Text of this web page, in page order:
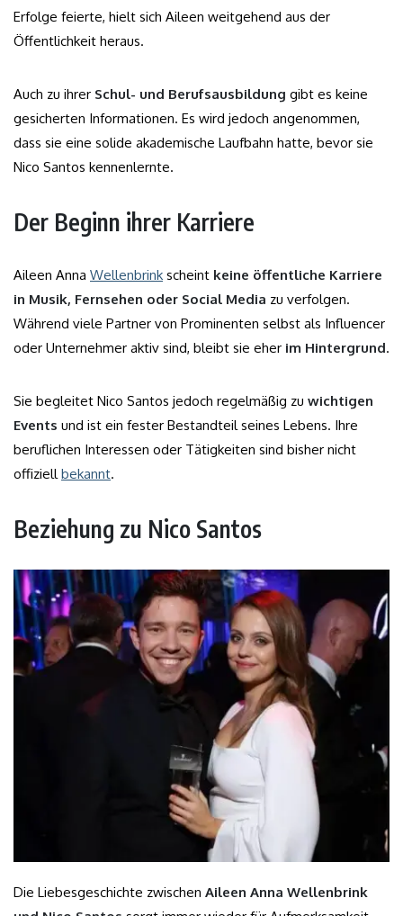
Erfolge feierte, hielt sich Aileen weitgehend aus der
Öffentlichkeit heraus.
Auch zu ihrer Schul- und Berufsausbildung gibt es keine
gesicherten Informationen. Es wird jedoch angenommen,
dass sie eine solide akademische Laufbahn hatte, bevor sie
Nico Santos kennenlernte.
Der Beginn ihrer Karriere
Aileen Anna Wellenbrink scheint keine öffentliche Karriere
in Musik, Fernsehen oder Social Media zu verfolgen.
Während viele Partner von Prominenten selbst als Influencer
oder Unternehmer aktiv sind, bleibt sie eher im Hintergrund.
Sie begleitet Nico Santos jedoch regelmäßig zu wichtigen
Events und ist ein fester Bestandteil seines Lebens. Ihre
beruflichen Interessen oder Tätigkeiten sind bisher nicht
offiziellbekannt.
Beziehung zu Nico Santos
Die Liebesgeschichte zwischen Aileen Anna Wellenbrink